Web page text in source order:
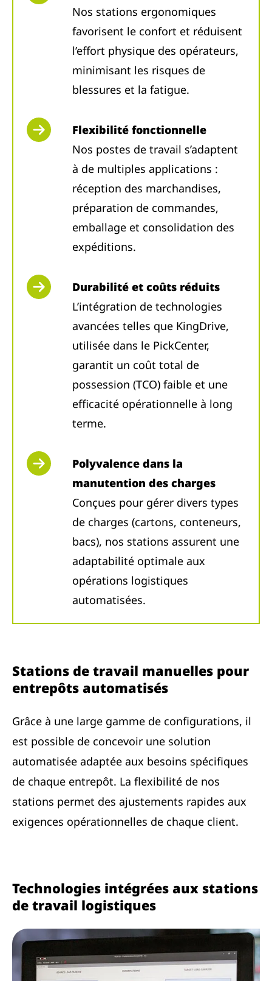
Nos stations ergonomiques
favorisent le confort et réduisent
l’effort physique des opérateurs,
minimisant les risques de
blessures et la fatigue.
Flexibilité fonctionnelle
Nos postes de travail s’adaptent
à de multiples applications :
réception des marchandises,
préparation de commandes,
emballage et consolidation des
expéditions.
Durabilité et coûts réduits
L’intégration de technologies
avancées telles que KingDrive,
utilisée dans le PickCenter,
garantit un coût total de
possession (TCO) faible et une
efficacité opérationnelle à long
terme.
Polyvalence dans la
manutention des charges
Conçues pour gérer divers types
de charges (cartons, conteneurs,
bacs), nos stations assurent une
adaptabilité optimale aux
opérations logistiques
automatisées.
Stations de travail manuelles pour
entrepôts automatisés
Grâce à une large gamme de configurations, il
est possible de concevoir une solution
automatisée adaptée aux besoins spécifiques
de chaque entrepôt. La flexibilité de nos
stations permet des ajustements rapides aux
exigences opérationnelles de chaque client.
Technologies intégrées aux stations
de travail logistiques